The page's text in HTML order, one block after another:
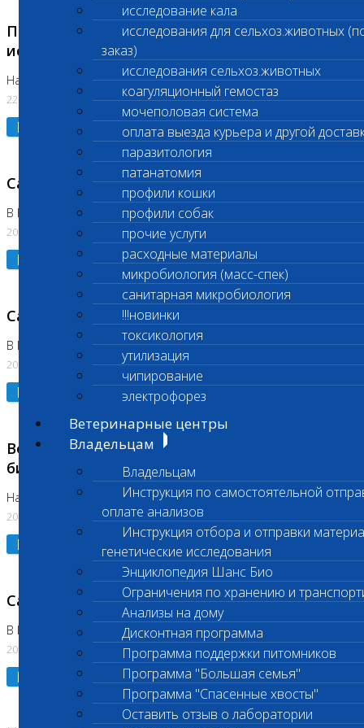
исследование кала
исследования для сельхоз.животных
заказ)
исследования сельхоз.животных
коагуляционный гемостаз
мочеполовая система
оплата выезда курьера и другой
паразитология
патанатомия
профили кошки
профили собак
прочие услуги
расходные материалы
микробиология (масс-спек)
санитарная микробиология
!!!новинки
токсикология
утилизация
чипирование
электрофорез
Ветеринарные центры
Владельцам
Владельцам
Инструкция по самостоятельной
оплате анализов
Инструкция отбора и отправки
генетические исследования
Энциклопедия Шанс Био
Ограничения по хранению и
Анализы на дому
Дисконтная программа
Программа поддержки питомников
Программа "Большая семья"
Программа "Спасенные хвосты"
Оставить отзыв о лаборатории
Приостановлено выполнение биохимических
исследований
На Нагорной. Код ( 123,310,309)
22.07.2026
Подробнее
Санитарные дни
В Коломне 24.07.2026 и 28.07.2026
20.07.2026
Подробнее
Санитарный день
В Бутово 21.07.2026
20.07.2026
Подробнее
Возобновлено выполнение срочных
биохимических исследований
На Нагорной
20.07.2026
Подробнее
Санитарный день
В Коломне 20.07.2026
20.07.2026
Подробнее